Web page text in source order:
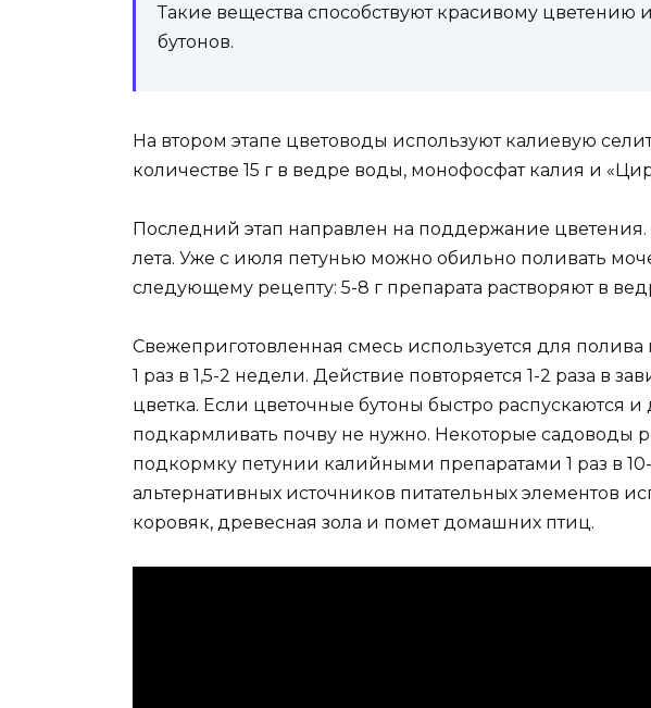
Такие вещества способствуют красивому
бутонов.
На втором этапе цветоводы используют калиевую
количестве 15 г в ведре воды, монофосфат калия и
Последний этап направлен на поддержание
лета. Уже с июля петунью можно обильно поливать
следующему рецепту: 5-8 г препарата растворяют в
Свежеприготовленная смесь используется для полива
1 раз в 1,5-2 недели. Действие повторяется 1-2 раза в
цветка. Если цветочные бутоны быстро распускаются и
подкармливать почву не нужно. Некоторые садоводы
подкормку петунии калийными препаратами 1 раз в 10-
альтернативных источников питательных элементов
коровяк, древесная зола и помет домашних птиц.